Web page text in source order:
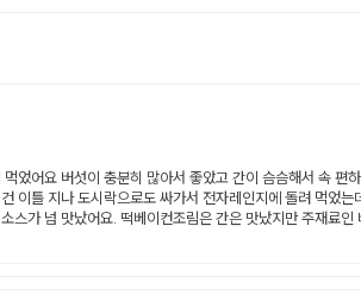
었어요 버섯이 충분히 많아서 좋았고 간이 슴슴해서 속 편
이틀 지나 도시락으로도 싸가서 전자레인지에 돌려 먹었
스가 넘 맛났어요. 떡베이컨조림은 간은 맛났지만 주재료인